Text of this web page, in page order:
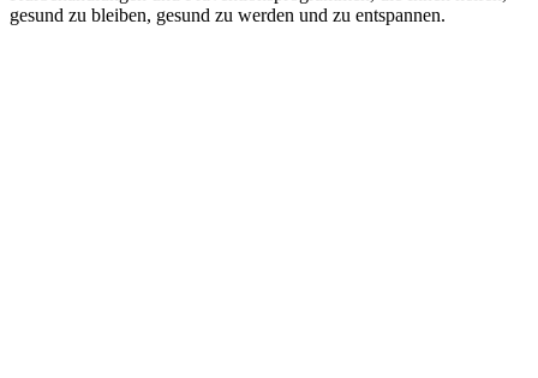
gesund zu bleiben, gesund zu werden und zu entspannen.